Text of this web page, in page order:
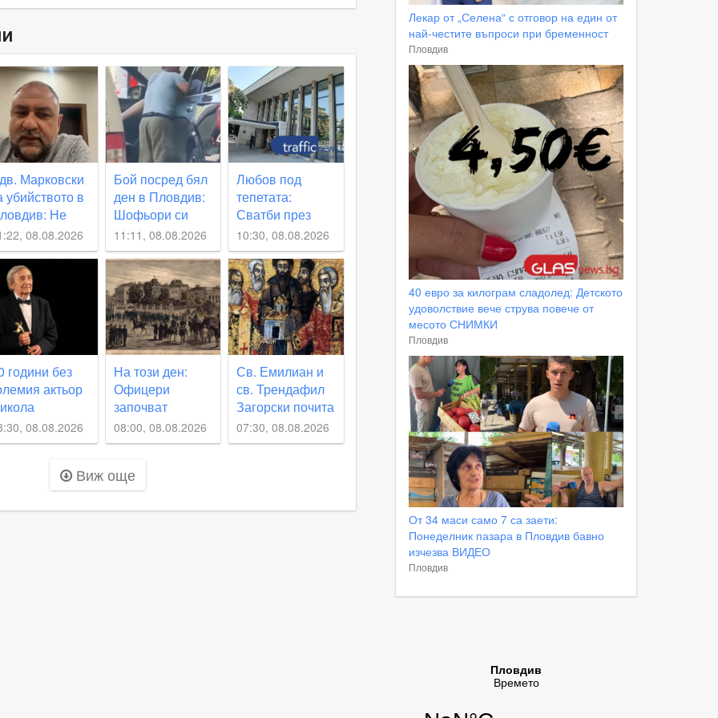
Марковски
убийството в
Не
виждал
жестокост от
непълнолетни,
години са
твърде малко
08.08.2026
Бой посред бял
ден в Пловдив:
Шофьори си
разменят удари
насред оживено
кръстовище
ВИДЕО
11:11, 08.08.2026
Любов под
тепетата:
Сватби през
половин час в
Пловдив на
магичната дата
8.08
10:30, 08.08.2026
години без
актьор
08.08.2026
На този ден:
Офицери
започват
преврат, за да
свалят княз
Александър I
Батенберг
08:00, 08.08.2026
Св. Емилиан и
св. Трендафил
Загорски почита
Църквата днес
07:30, 08.08.2026
Виж още
Лекар от „Селена“ с отговор на един от
най-честите въпроси при бременност
Пловдив
40 евро за килограм сладолед: Детското
удоволствие вече струва повече от
месото СНИМКИ
Пловдив
От 34 маси само 7 са заети:
Понеделник пазара в Пловдив бавно
изчезва ВИДЕО
Пловдив